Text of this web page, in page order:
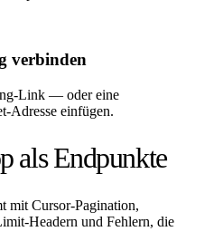
verbinden
Link — oder eine
Adresse einfügen.
als Endpunkte
mit Cursor-Pagination,
Headern und Fehlern, die